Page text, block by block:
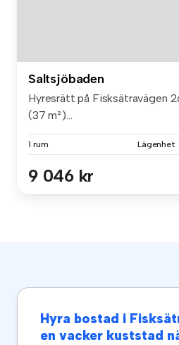
Saltsjöbaden
Hyresrätt på Fisksätravägen
(37 m²)...
1 rum Lägenhet
9 046 kr
Hyra bostad i
en vacker kuststad